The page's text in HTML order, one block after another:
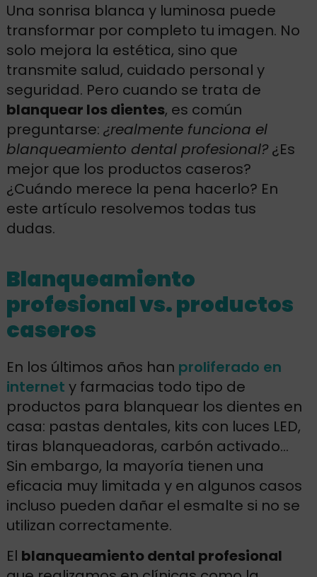
Una sonrisa blanca y luminosa puede
transformar por completo tu imagen. No
solo mejora la estética, sino que
transmite salud, cuidado personal y
seguridad. Pero cuando se trata de
blanquear los dientes, es común
preguntarse: ¿realmente funciona el
blanqueamiento dental profesional?¿Es
mejor que los productos caseros?
¿Cuándo merece la pena hacerlo? En
este artículo resolvemos todas tus
dudas.
Blanqueamiento
profesional vs. productos
caseros
En los últimos años han proliferado en
internet y farmacias todo tipo de
productos para blanquear los dientes en
casa: pastas dentales, kits con luces LED,
tiras blanqueadoras, carbón activado…
Sin embargo, la mayoría tienen una
eficacia muy limitada y en algunos casos
incluso pueden dañar el esmalte si no se
utilizan correctamente.
El blanqueamiento dental profesional